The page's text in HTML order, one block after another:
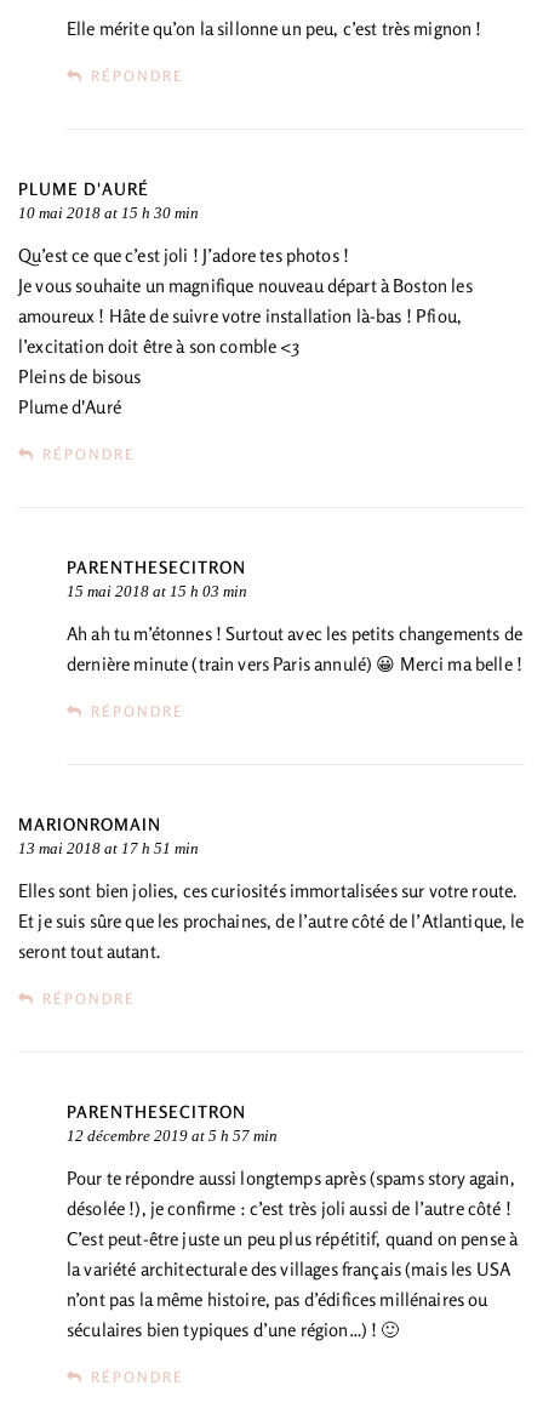
Elle mérite qu’on la sillonne un peu, c’est très mignon !
RÉPONDRE
PLUME D'AURÉ
10 mai 2018 at 15 h 30 min
Qu’est ce que c’est joli ! J’adore tes photos !
Je vous souhaite un magnifique nouveau départ à Boston les
amoureux ! Hâte de suivre votre installation là-bas ! Pfiou,
l’excitation doit être à son comble <3
Pleins de bisous
Plume d'Auré
RÉPONDRE
PARENTHESECITRON
15 mai 2018 at 15 h 03 min
Ah ah tu m’étonnes ! Surtout avec les petits changements de
dernière minute (train vers Paris annulé) 😀 Merci ma belle !
RÉPONDRE
MARIONROMAIN
13 mai 2018 at 17 h 51 min
Elles sont bien jolies, ces curiosités immortalisées sur votre route.
Et je suis sûre que les prochaines, de l’autre côté de l’Atlantique, le
seront tout autant.
RÉPONDRE
PARENTHESECITRON
12 décembre 2019 at 5 h 57 min
Pour te répondre aussi longtemps après (spams story again,
désolée !), je confirme : c’est très joli aussi de l’autre côté !
C’est peut-être juste un peu plus répétitif, quand on pense à
la variété architecturale des villages français (mais les USA
n’ont pas la même histoire, pas d’édifices millénaires ou
séculaires bien typiques d’une région…) ! 🙂
RÉPONDRE